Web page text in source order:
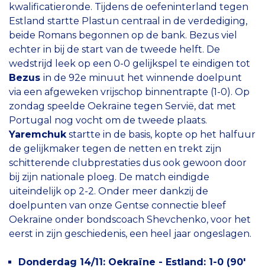
kwalificatieronde. Tijdens de oefeninterland tegen
Estland startte Plastun centraal in de verdediging,
beide Romans begonnen op de bank. Bezus viel
echter in bij de start van de tweede helft. De
wedstrijd leek op een 0-0 gelijkspel te eindigen tot
Bezus in de 92e minuut het winnende doelpunt
via een afgeweken vrijschop binnentrapte (1-0). Op
zondag speelde Oekraïne tegen Servië, dat met
Portugal nog vocht om de tweede plaats.
Yaremchukstartte in de basis, kopte op het halfuur
de gelijkmaker tegen de netten en trekt zijn
schitterende clubprestaties dus ook gewoon door
bij zijn nationale ploeg. De match eindigde
uiteindelijk op 2-2. Onder meer dankzij de
doelpunten van onze Gentse connectie bleef
Oekraïne onder bondscoach Shevchenko, voor het
eerst in zijn geschiedenis, een heel jaar ongeslagen.
Donderdag 14/11: Oekraïne - Estland: 1-0 (90'